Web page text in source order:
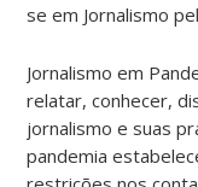
se em Jornalismo
Jornalismo em
relatar, conhecer,
jornalismo e suas
pandemia